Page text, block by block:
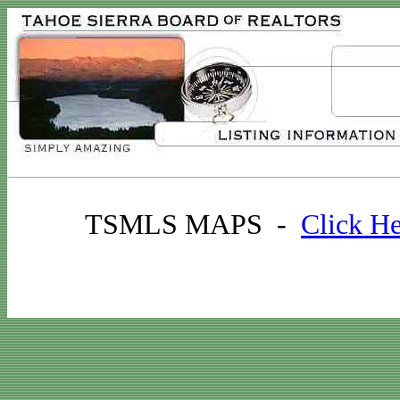
TSMLS MAPS - Click